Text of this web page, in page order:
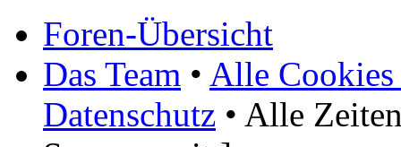
Foren-Übersicht
Das Team • Alle Cookies
Datenschutz • Alle